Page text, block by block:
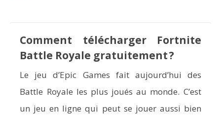
Comment télécharger Fortnite
Battle Royale gratuitement ?
Le jeu d’Epic Games fait aujourd’hui des
Battle Royale les plus joués au monde. C’est
un jeu en ligne qui peut se jouer aussi bien